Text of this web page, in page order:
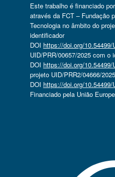
Este trabalho é financiado
através da FCT – Fundação
Tecnologia no âmbito do
identificador
DOI https://doi.org/10.54499/
UID/PRR/00657/2025 com o
DOI https://doi.org/10.54499/
projeto UID/PRR2/04666/
DOI https://doi.org/
Financiado pela União